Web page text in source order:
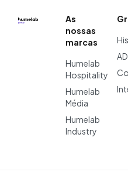
As
nossas
marcas
Humelab
Hospitality
Humelab
Média
Humelab
Industry